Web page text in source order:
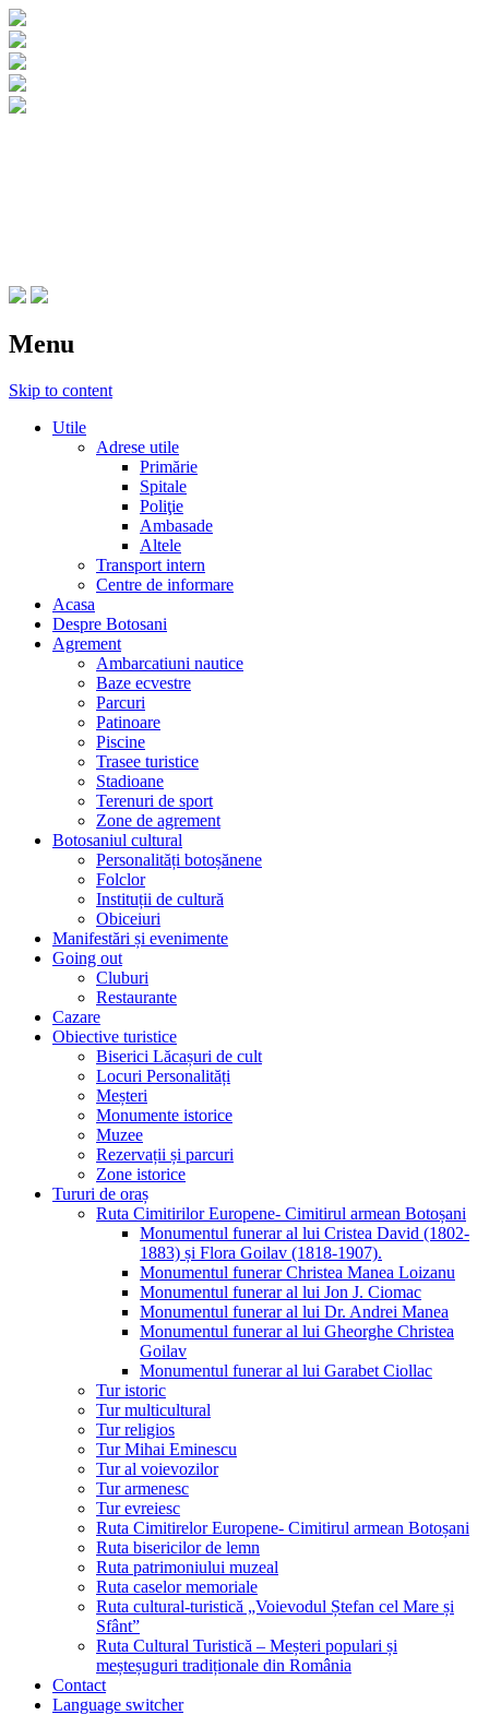
Menu
Skip to content
Utile
Adrese utile
Primărie
Spitale
Poliţie
Ambasade
Altele
Transport intern
Centre de informare
Acasa
Despre Botosani
Agrement
Ambarcatiuni nautice
Baze ecvestre
Parcuri
Patinoare
Piscine
Trasee turistice
Stadioane
Terenuri de sport
Zone de agrement
Botosaniul cultural
Personalități botoșănene
Folclor
Instituții de cultură
Obiceiuri
Manifestări și evenimente
Going out
Cluburi
Restaurante
Cazare
Obiective turistice
Biserici Lăcașuri de cult
Locuri Personalități
Meșteri
Monumente istorice
Muzee
Rezervații și parcuri
Zone istorice
Tururi de oraș
Ruta Cimitirilor Europene- Cimitirul armean Botoșani
Monumentul funerar al lui Cristea David (1802-
1883) și Flora Goilav (1818-1907).
Monumentul funerar Christea Manea Loizanu
Monumentul funerar al lui Jon J. Ciomac
Monumentul funerar al lui Dr. Andrei Manea
Monumentul funerar al lui Gheorghe Christea
Goilav
Monumentul funerar al lui Garabet Ciollac
Tur istoric
Tur multicultural
Tur religios
Tur Mihai Eminescu
Tur al voievozilor
Tur armenesc
Tur evreiesc
Ruta Cimitirelor Europene- Cimitirul armean Botoșani
Ruta bisericilor de lemn
Ruta patrimoniului muzeal
Ruta caselor memoriale
Ruta cultural-turistică „Voievodul Ștefan cel Mare și
Sfânt”
Ruta Cultural Turistică – Meșteri populari și
meșteșuguri tradiționale din România
Contact
Language switcher